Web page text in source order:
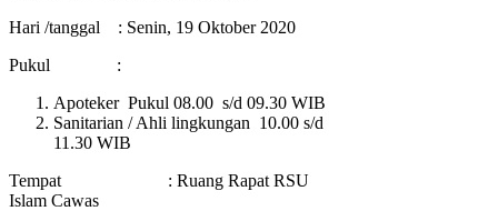
Hari /tanggal : Senin, 19 Oktober 2020
Pukul :
Apoteker Pukul 08.00 s/d 09.30 WIB
Sanitarian / Ahli lingkungan 10.00 s/d
11.30 WIB
Tempat : Ruang Rapat RSU
Islam Cawas